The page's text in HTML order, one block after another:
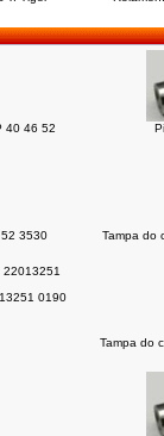
40 46 52
52 3530
Tampa do
0190
Tampa do